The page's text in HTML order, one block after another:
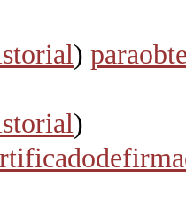
)
)